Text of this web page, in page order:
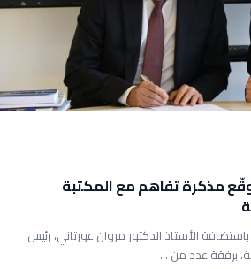
مذكرة تفاهم مع المكتبة
الأستاذ الدكتور مروان عورتاني، رئيس
برفقة عدد من ...